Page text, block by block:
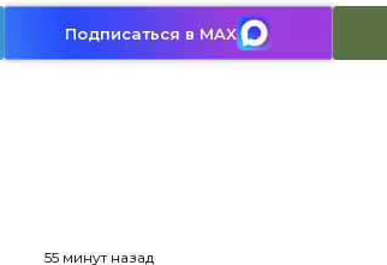
Подписаться в MAX
55 минут назад